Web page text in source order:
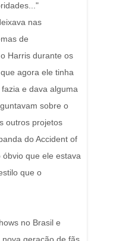
nas
de
Harris durante os
agora ele tinha
e dava alguma
sobre o
outros projetos
do Accident of
que ele estava
que o
no Brasil e